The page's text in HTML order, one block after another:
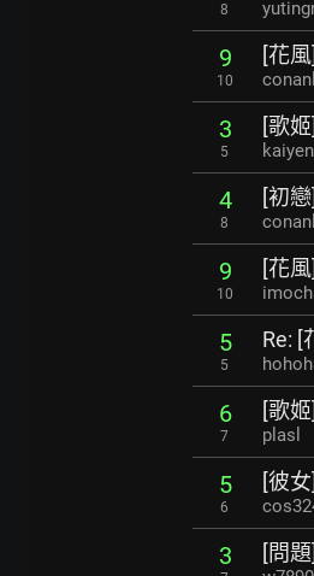
8
9
10
[花
3
5
[歌
kaiyen
4
8
[初
9
10
[花
5
5
Re: [
6
7
[歌
plasl
5
6
[彼
3 [問